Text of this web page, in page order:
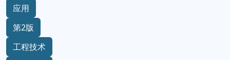
应用
第2版
工程技术